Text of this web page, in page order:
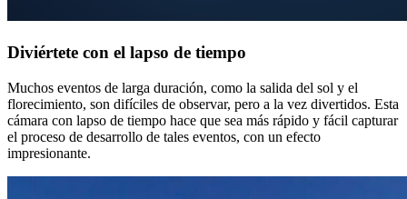
Diviértete con el lapso de tiempo
Muchos eventos de larga duración, como la salida del sol y el
florecimiento, son difíciles de observar, pero a la vez divertidos. Esta
cámara con lapso de tiempo hace que sea más rápido y fácil capturar
el proceso de desarrollo de tales eventos, con un efecto
impresionante.